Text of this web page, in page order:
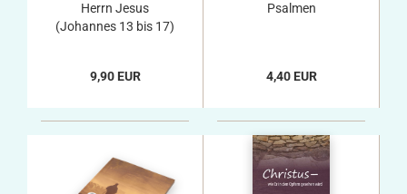
Herrn Jesus
(Johannes 13 bis 17)
9,90 EUR
Psalmen
4,40 EUR